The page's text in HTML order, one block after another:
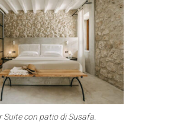
Suite con patio di Susafa.